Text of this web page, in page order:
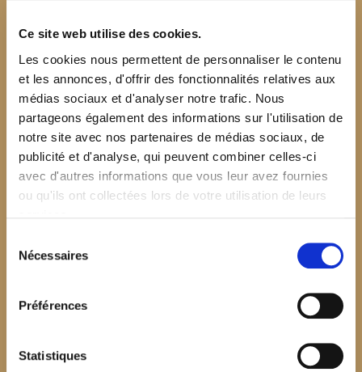
Ce site web utilise des cookies.
Les cookies nous permettent de personnaliser le contenu
et les annonces, d'offrir des fonctionnalités relatives aux
médias sociaux et d'analyser notre trafic. Nous
partageons également des informations sur l'utilisation de
notre site avec nos partenaires de médias sociaux, de
publicité et d'analyse, qui peuvent combiner celles-ci
avec d'autres informations que vous leur avez fournies
ou qu'ils ont collectées lors de votre utilisation de leurs
Nécessaires
Préférences
Statistiques